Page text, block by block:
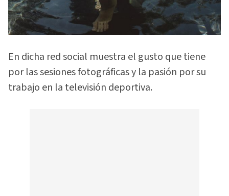
En dicha red social muestra el gusto que tiene
por las sesiones fotográficas y la pasión por su
trabajo en la televisión deportiva.